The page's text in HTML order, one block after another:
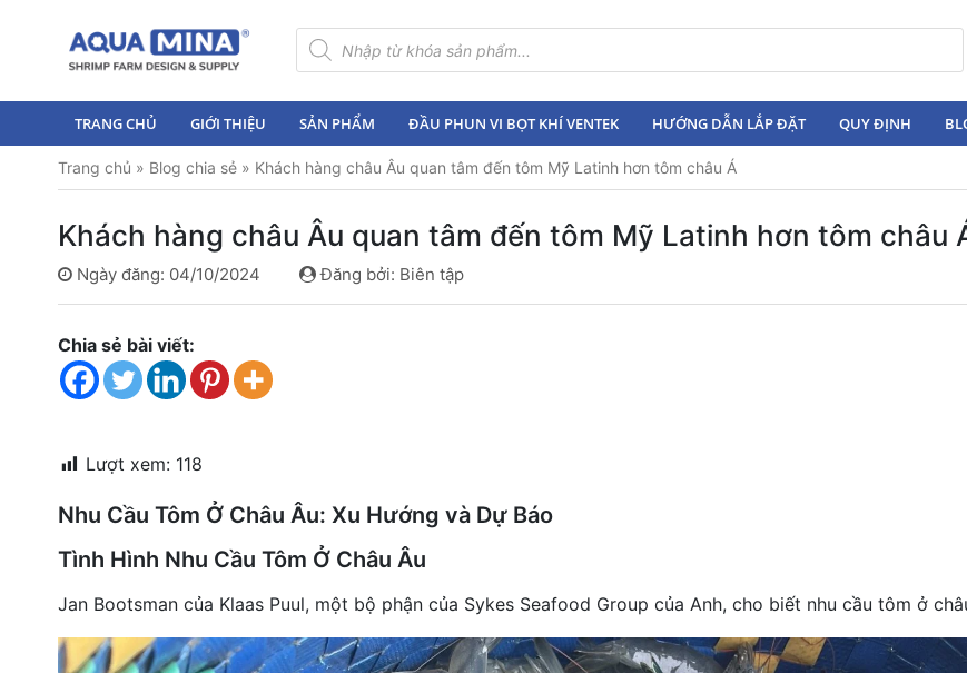
Tìm
kiếm
sản
TRANG CHỦ GIỚI THIỆU SẢN PHẨM ĐẦU PHUN VI BỌT KHÍ VENTEK HƯỚNG DẪN LẮP ĐẶT QUY ĐỊNH
Trang chủ » Blog chia sẻ » Khách hàng châu Âu quan tâm đến tôm Mỹ Latinh hơn tôm châu Á
Khách hàng châu Âu quan tâm đến tôm Mỹ Latinh hơn tôm châu
Ngày đăng: 04/10/2024 Đăng bởi: Biên tập
Chia sẻ bài viết:
Lượt xem: 118
Nhu Cầu Tôm Ở Châu Âu: Xu Hướng và Dự Báo
Tình Hình Nhu Cầu Tôm Ở Châu Âu
Jan Bootsman của Klaas Puul, một bộ phận của Sykes Seafood Group của Anh, cho biết nhu cầu tôm ở